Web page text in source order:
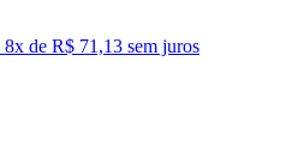
8x de R$ 71,13 sem juros